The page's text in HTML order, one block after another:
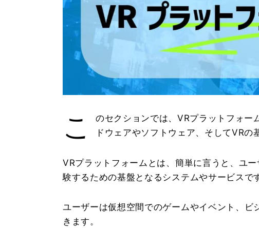
こ
のセクションでは、VRプラットフォー
ドウェアやソフトウェア、そしてVRの
VRプラットフォームとは、簡単に言うと、ユ
験するための基盤となるシステムやサービスで
ユーザーは仮想空間でのゲームやイベント、
きます。